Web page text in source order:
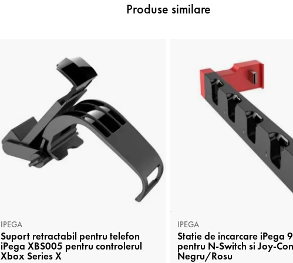
Produse similare
IPEGA
Suport retractabil pentru telefon
iPega XBS005 pentru controlerul
Xbox Series X
IPEGA
Statie de incarcare iPega
pentru N-Switch si Joy-Con
Negru/Rosu